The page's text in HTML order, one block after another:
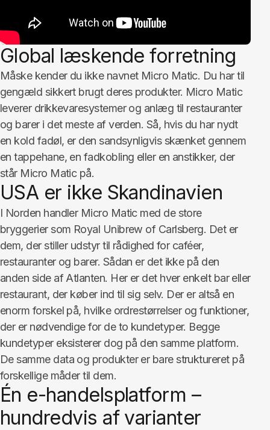
Global læskende forretning
Måske kender du ikke navnet Micro Matic. Du har til
gengæld sikkert brugt deres produkter. Micro Matic
leverer drikkevaresystemer og anlæg til restauranter
og barer i det meste af verden. Så, hvis du har nydt
en kold fadøl, er den sandsynligvis skænket gennem
en tappehane, en fadkobling eller en anstikker, der
står Micro Matic på.
USA er ikke Skandinavien
I Norden handler Micro Matic med de store
bryggerier som Royal Unibrew of Carlsberg. Det er
dem, der stiller udstyr til rådighed for caféer,
restauranter og barer. Sådan er det ikke på den
anden side af Atlanten. Her er det hver enkelt bar eller
restaurant, der køber ind til sig selv. Der er altså en
enorm forskel på, hvilke ordrestørrelser og funktioner,
der er nødvendige for de to kundetyper. Begge
kundetyper eksisterer dog på den samme platform.
De samme data og produkter er bare struktureret på
forskellige måder til dem.
Én e-handelsplatform –
hundredvis af varianter